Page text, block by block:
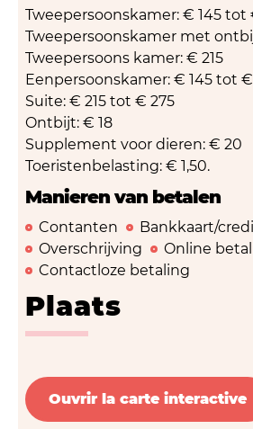
Tweepersoonskamer: € 145 tot
Tweepersoonskamer met
Tweepersoons kamer: € 215
Eenpersoonskamer: € 145 tot €
Suite: € 215 tot € 275
Ontbijt: € 18
Supplement voor dieren: € 20
Toeristenbelasting: € 1,50.
Manieren van betalen
Contanten
Bankkaart/
Overschrijving
Online
Contactloze betaling
Plaats
Ouvrir la carte interactive